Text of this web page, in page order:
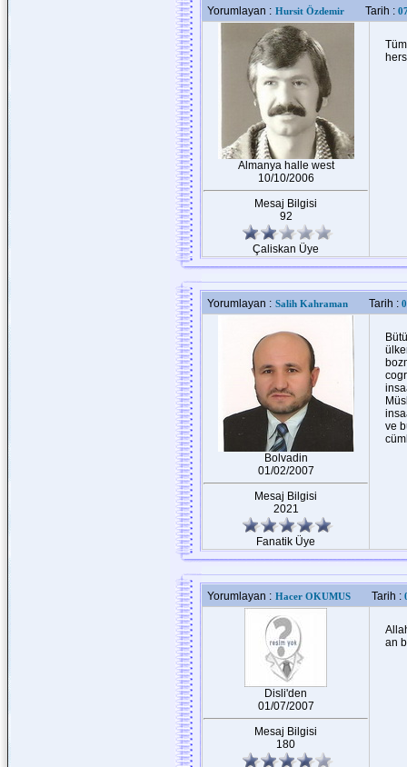
Yorumlayan : Hursit Özdemir Tarih :
Almanya halle west
10/10/2006
Mesaj Bilgisi
92
Çaliskan Üye
Yorumlayan : Salih Kahraman Tarih :
Bolvadin
01/02/2007
Mesaj Bilgisi
2021
Fanatik Üye
ve
Yorumlayan : Hacer OKUMUS Tarih :
Disli'den
01/07/2007
Mesaj Bilgisi
180
an